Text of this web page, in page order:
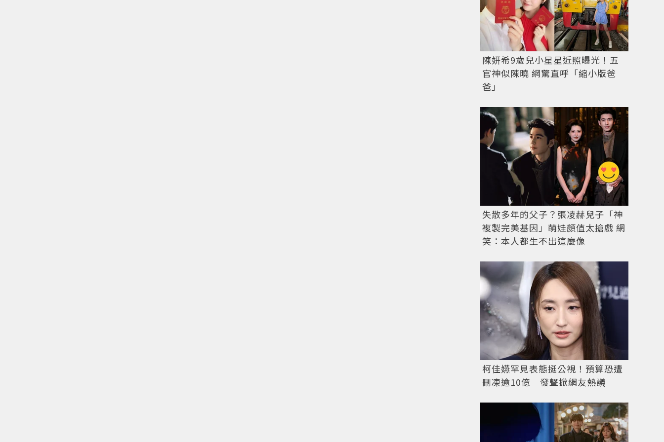
陳妍希9歲兒小星星近照曝光！五
官神似陳曉 網驚直呼「縮小版爸
爸」
失散多年的父子？張凌赫兒子「神
複製完美基因」萌娃顏值太搶戲 網
笑：本人都生不出這麼像
柯佳嬿罕見表態挺公視！預算恐遭
刪凍逾10億 發聲掀網友熱議